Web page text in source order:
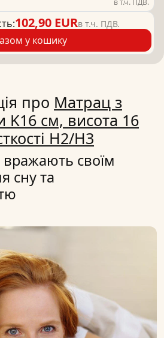
в т.ч. ПДВ.
102,90 EURв т.ч. ПДВ.
у кошику
про Матрац з
K16 см, висота 16
H2/H3
своїм
сну та